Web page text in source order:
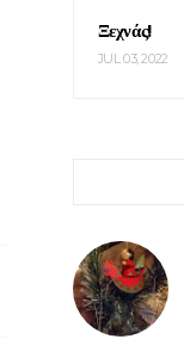
Ξεχνάς!
JUL 03, 2022